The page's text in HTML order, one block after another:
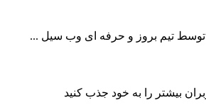
توسط تیم بروز و حرفه ای وب سیل ...
بیشتر را به خود جذب کنید